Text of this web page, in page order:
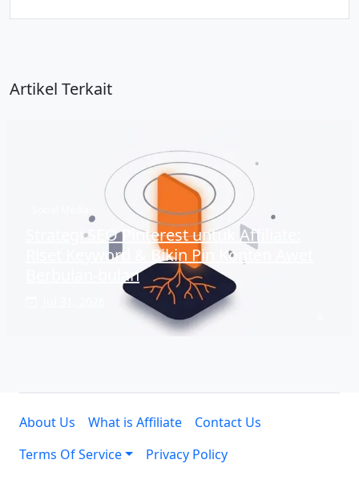
Artikel Terkait
Strategi SEO Pinterest untuk Affiliate:
Riset Keyword & Bikin Pin Konten Awet
Berbulan-bulan
About Us What is Affiliate
Contact Us
Terms Of Service
Privacy Policy